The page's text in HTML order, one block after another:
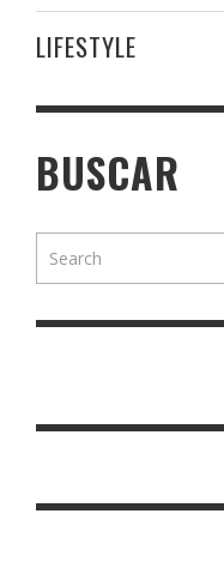
LIFESTYLE
BUSCAR